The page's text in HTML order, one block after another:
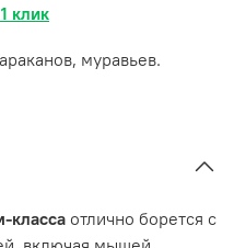
клик
муравьев.
класса отлично борется с